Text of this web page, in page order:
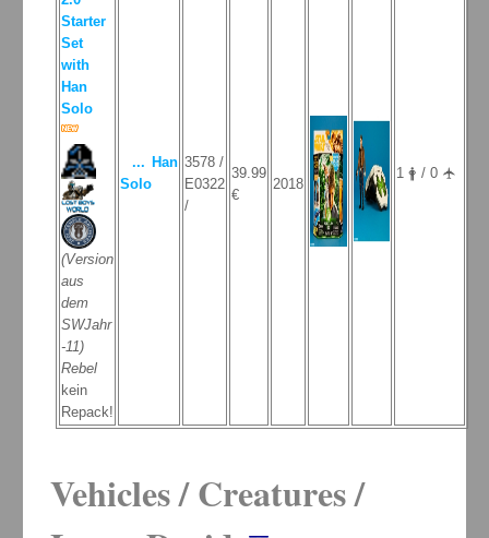
Starter
Set
with
Han
Solo
(Version
aus
dem
SWJahr
-11)
Rebel
kein
Repack!
... Han
Solo
3578 /
E0322
/
39.99
€
2018
1 🛉 / 0 🛧
Vehicles / Creatures /